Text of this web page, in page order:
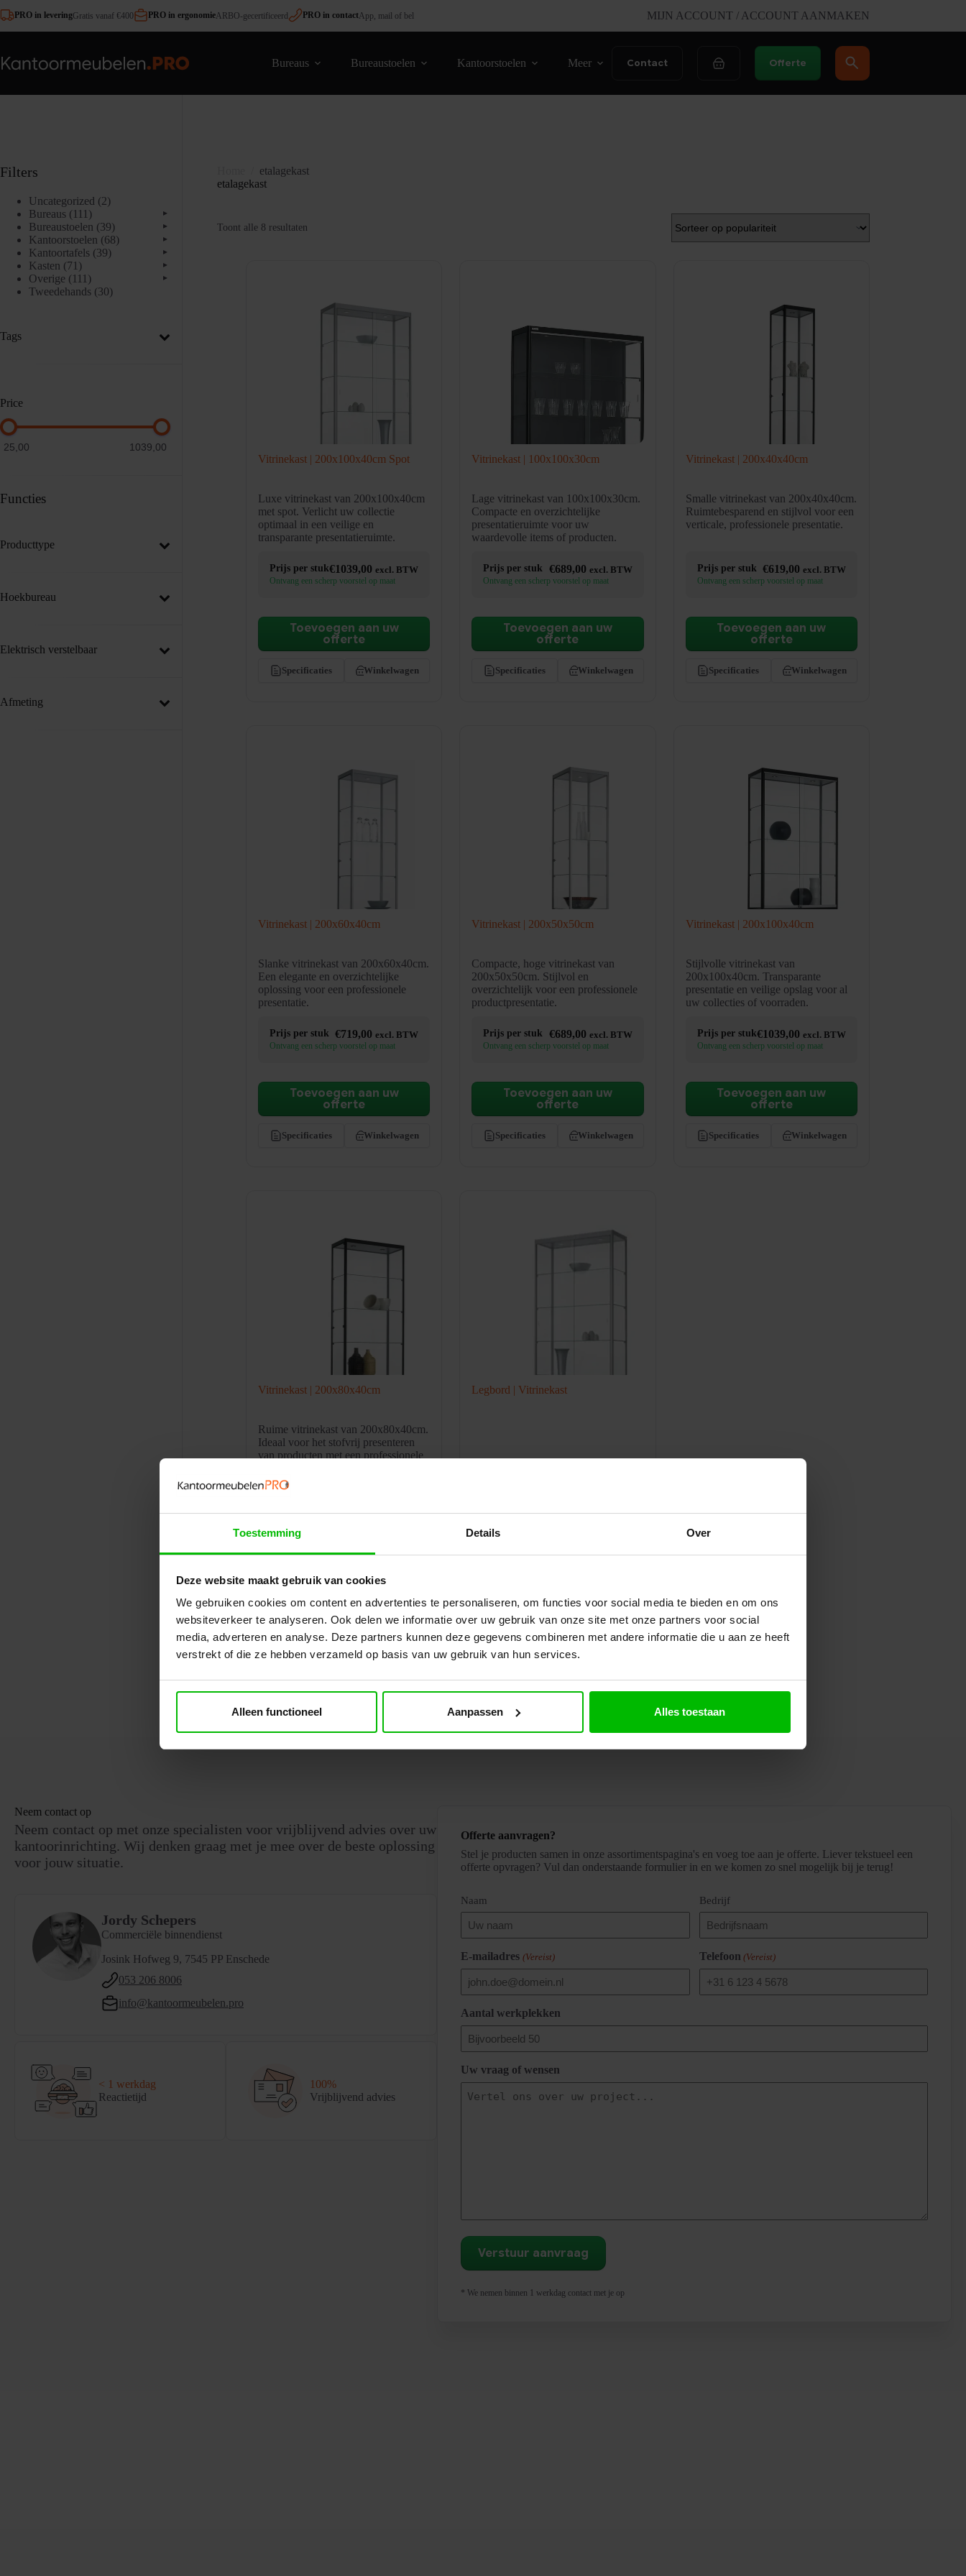
Toestemming Details Over
Deze website maakt gebruik van cookies
We gebruiken cookies om content en advertenties te personaliseren, om functies voor social media te bieden en om ons
websiteverkeer te analyseren. Ook delen we informatie over uw gebruik van onze site met onze partners voor social
media, adverteren en analyse. Deze partners kunnen deze gegevens combineren met andere informatie die u aan ze heeft
verstrekt of die ze hebben verzameld op basis van uw gebruik van hun services.
Alleen functioneel Aanpassen Alles toestaan
naar
de
PRO in leveringGratis vanaf €400 PRO in ergonomieARBO-gecertificeerd PRO in contactApp, mail of bel MIJN ACCOUNT / ACCOUNT AANMAKEN
Bureaus Bureaustoelen Kantoorstoelen Meer Contact WinkelwagenOfferte
etalagekast
etalagekast
Toont alle 8 resultaten
Vitrinekast | 200x100x40cm Spot
Luxe vitrinekast van 200x100x40cm
met spot. Verlicht uw collectie
optimaal in een veilige en
transparante presentatieruimte.
Prijs per stuk€1039,00 excl. BTW
Ontvang een scherp voorstel op maat
Specificaties Winkelwagen
Toevoegen aan uw
offerte
Vitrinekast | 100x100x30cm
Lage vitrinekast van 100x100x30cm.
Compacte en overzichtelijke
presentatieruimte voor uw
waardevolle items of producten.
Prijs per stuk €689,00 excl. BTW
Ontvang een scherp voorstel op maat
Specificaties Winkelwagen
Toevoegen aan uw
offerte
Vitrinekast | 200x40x40cm
Smalle vitrinekast van 200x40x40cm.
Ruimtebesparend en stijlvol voor een
verticale, professionele presentatie.
Prijs per stuk €619,00 excl. BTW
Ontvang een scherp voorstel op maat
Specificaties Winkelwagen
Toevoegen aan uw
offerte
Vitrinekast | 200x60x40cm
Slanke vitrinekast van 200x60x40cm.
Een elegante en overzichtelijke
oplossing voor een professionele
presentatie.
Prijs per stuk €719,00 excl. BTW
Ontvang een scherp voorstel op maat
Specificaties Winkelwagen
Toevoegen aan uw
offerte
Vitrinekast | 200x50x50cm
Compacte, hoge vitrinekast van
200x50x50cm. Stijlvol en
overzichtelijk voor een professionele
productpresentatie.
Prijs per stuk €689,00 excl. BTW
Ontvang een scherp voorstel op maat
Specificaties Winkelwagen
Toevoegen aan uw
offerte
Vitrinekast | 200x100x40cm
Stijlvolle vitrinekast van
200x100x40cm. Transparante
presentatie en veilige opslag voor al
uw collecties of voorraden.
Prijs per stuk€1039,00 excl. BTW
Ontvang een scherp voorstel op maat
Specificaties Winkelwagen
Toevoegen aan uw
offerte
Vitrinekast | 200x80x40cm
Ruime vitrinekast van 200x80x40cm.
Ideaal voor het stofvrij presenteren
van producten met een professionele
Ontvang een scherp voorstel op maat
Specificaties Winkelwagen
Toevoegen aan uw
Legbord | Vitrinekast
Ontvang een scherp voorstel op maat
Specificaties Winkelwagen
Toevoegen aan uw
Filters
Uncategorized 22
Bureaus ▸
111 111
producten
Bureaustoelen ▸
3939
producten
Kantoorstoelen ▸
6868
Kantoortafels ▸
3939
Kasten ▸
71 71
producten
Overige ▸
111 111
producten
Tweedehands 3030
Tags
Price
25,00 1039,00
Functies
Producttype
Hoekbureau
Elektrisch verstelbaar
Afmeting
Neem contact op
Neem contact op met onze specialisten voor vrijblijvend advies over uw
kantoorinrichting. Wij denken graag met je mee over de beste oplossing
voor jouw situatie.
Jordy Schepers
Commerciële binnendienst
Josink Hofweg 9, 7545 PP Enschede
053 206 8006
info@kantoormeubelen.pro
< 1 werkdag
Reactietijd
100%
Vrijblijvend advies
Offerte aanvragen?
Stel je producten samen in onze assortimentspagina's en voeg toe aan je offerte. Liever tekstueel een
offerte opvragen? Vul dan onderstaande formulier in en we komen zo snel mogelijk bij je terug!
(Vereist)
Naam Bedrijf
E-mailadres (Vereist) Telefoon (Vereist)
Aantal werkplekken
Uw vraag of wensen
* We nemen binnen 1 werkdag contact met je op